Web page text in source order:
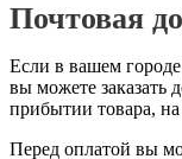
Почтовая
Если в вашем
вы можете заказать
прибытии товара,
Перед оплатой вы